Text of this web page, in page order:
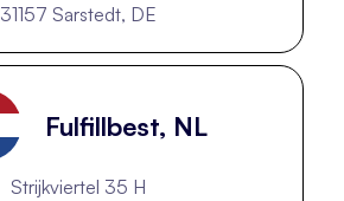
31157 Sarstedt, DE
Fulfillbest, NL
Strijkviertel 35 H